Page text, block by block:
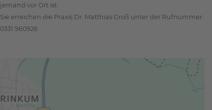
jemand vor Ort ist.
Sie erreichen die Praxis Dr. Matthias Groß unter der Rufnummer:
0331 960926